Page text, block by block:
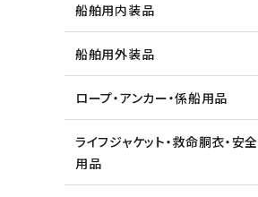
船舶用内装品
船舶用外装品
ロープ・アンカー・係船用品
ライフジャケット・救命胴衣・安全
用品